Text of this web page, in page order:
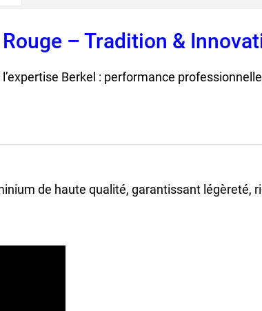
– Tradition &
Berkel : performance
de haute qualité, garantissant légèreté,